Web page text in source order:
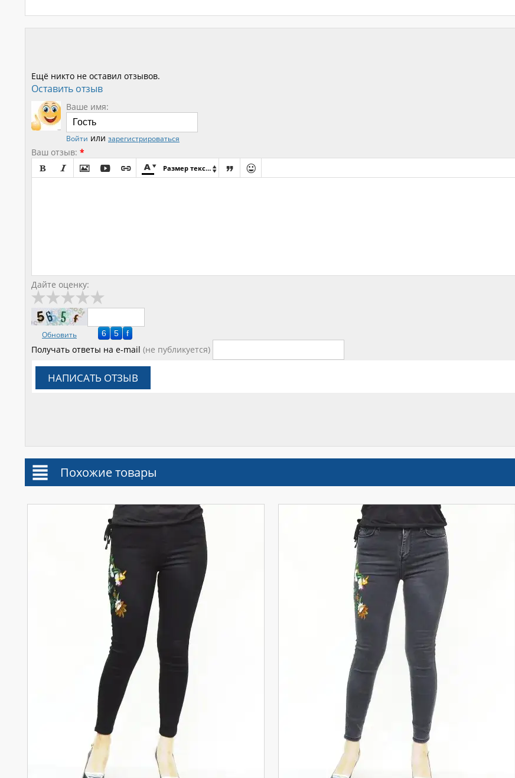
Ещё никто не оставил отзывов.
Оставить отзыв
Ваше имя:
Войти или зарегистрироваться
Ваш отзыв: *
      Размер текста  
Дайте оценку:
Обновить
Получать ответы на e-mail (не публикуется)
НАПИСАТЬ ОТЗЫВ
Похожие товары